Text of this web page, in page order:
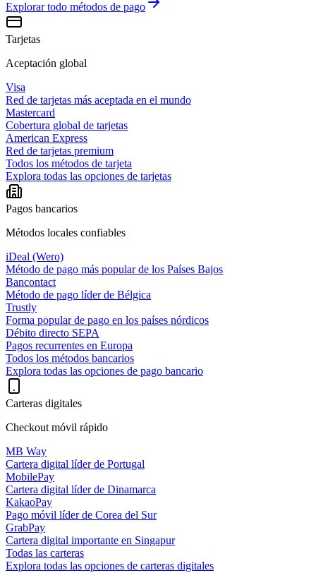
Explorar todo métodos de pago
Tarjetas
Aceptación global
Visa
Red de tarjetas más aceptada en el mundo
Mastercard
Cobertura global de tarjetas
American Express
Red de tarjetas premium
Todos los métodos de tarjeta
Explora todas las opciones de tarjetas
Pagos bancarios
Métodos locales confiables
iDeal (Wero)
Método de pago más popular de los Países Bajos
Bancontact
Método de pago líder de Bélgica
Trustly
Forma popular de pago en los países nórdicos
Débito directo SEPA
Pagos recurrentes en Europa
Todos los métodos bancarios
Explora todas las opciones de pago bancario
Carteras digitales
Checkout móvil rápido
MB Way
Cartera digital líder de Portugal
MobilePay
Cartera digital líder de Dinamarca
KakaoPay
Pago móvil líder de Corea del Sur
GrabPay
Cartera digital importante en Singapur
Todas las carteras
Explora todas las opciones de carteras digitales